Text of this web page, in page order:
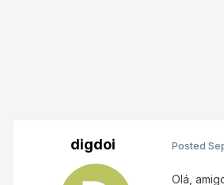
digdoi Posted
Olá,